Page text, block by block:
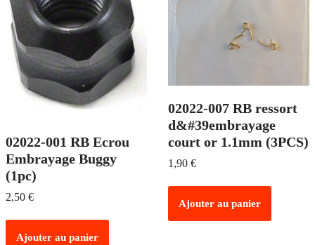
02022-001 RB Ecrou
Embrayage Buggy
(1pc)
2,50 €
Ajouter au panier
02022-007 RB ressort
d&#39embrayage
court or 1.1mm (3PCS)
1,90 €
Ajouter au panier